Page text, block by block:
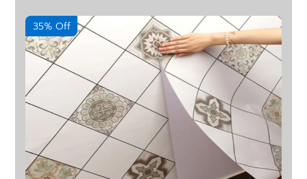
35% Off